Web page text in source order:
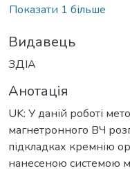
Показати 1 більше
Видавець
ЗДІА
Анотація
UK: У даній роботі
магнетронного ВЧ
підкладках кремнію
нанесеною системою